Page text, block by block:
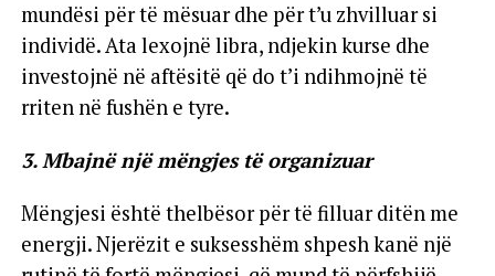
mundësi për të mësuar dhe për t’u zhvilluar si
individë. Ata lexojnë libra, ndjekin kurse dhe
investojnë në aftësitë që do t’i ndihmojnë të
rriten në fushën e tyre.
3. Mbajnë një mëngjes të organizuar
Mëngjesi është thelbësor për të filluar ditën me
energji. Njerëzit e suksesshëm shpesh kanë një